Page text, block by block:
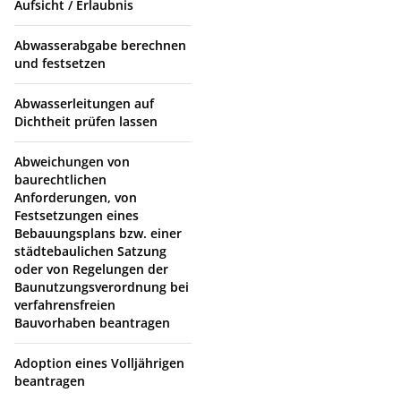
Aufsicht / Erlaubnis
Abwasserabgabe berechnen
und festsetzen
Abwasserleitungen auf
Dichtheit prüfen lassen
Abweichungen von
baurechtlichen
Anforderungen, von
Festsetzungen eines
Bebauungsplans bzw. einer
städtebaulichen Satzung
oder von Regelungen der
Baunutzungsverordnung bei
verfahrensfreien
Bauvorhaben beantragen
Adoption eines Volljährigen
beantragen